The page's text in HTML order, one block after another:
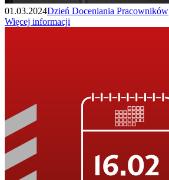
01.03.2024Dzień Doceniania Pracowników
Więcej informacji